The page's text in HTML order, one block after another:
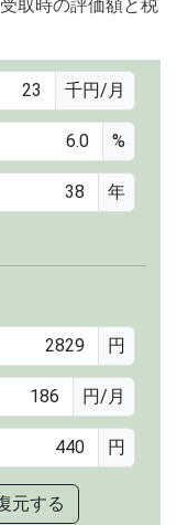
取時の評価額と税
千円/月
%
年
円
円/月
円
元する